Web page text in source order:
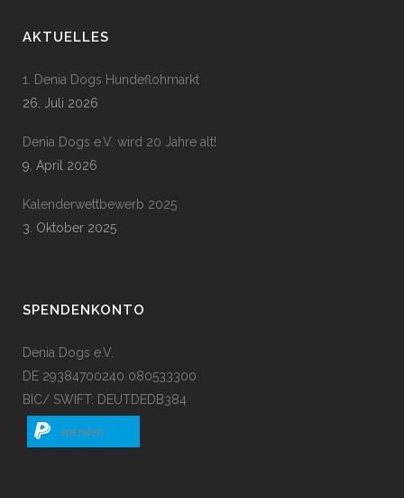
AKTUELLES
1. Denia Dogs Hundeflohmarkt
26. Juli 2026
Denia Dogs e.V. wird 20 Jahre alt!
9. April 2026
Kalenderwettbewerb 2025
3. Oktober 2025
SPENDENKONTO
Denia Dogs e.V.
DE 29384700240 080533300
BIC/ SWIFT: DEUTDEDB384
spenden